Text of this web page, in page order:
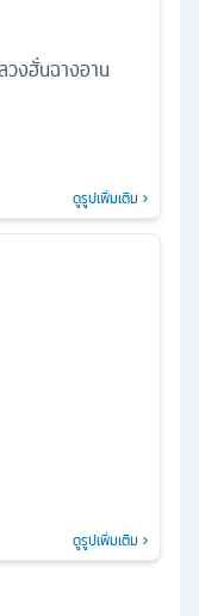
งฮั่นฉางอาน
ดูรูปเพิ่มเติม
ดูรูปเพิ่มเติม